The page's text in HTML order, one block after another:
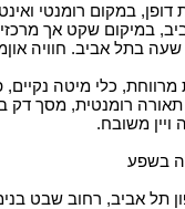
דופן, במקום רומנטי
במיקום שקט אך מרכזי,
שעה בתל אביב. חוויה
מרווחת, כלי מיטה
תאורה רומנטית, מסך דק
משובח.
בשפע
אביב, רחוב שבט בנימין 7 - תל